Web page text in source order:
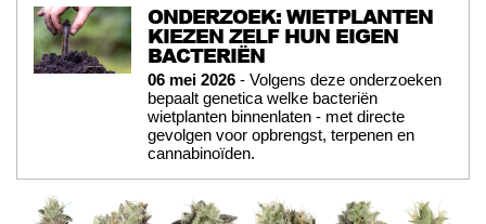
ONDERZOEK: WIETPLANTEN
KIEZEN ZELF HUN EIGEN
BACTERIËN
06 mei 2026 - Volgens deze onderzoeken
bepaalt genetica welke bacteriën
wietplanten binnenlaten - met directe
gevolgen voor opbrengst, terpenen en
cannabinoïden.